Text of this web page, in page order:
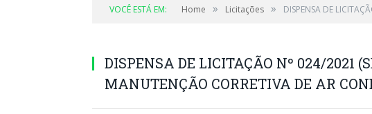
VOCÊ ESTÁ EM: Home » Licitações » DISPENSA DE
DISPENSA DE LICITAÇÃO Nº 024/2021
MANUTENÇÃO CORRETIVA DE AR